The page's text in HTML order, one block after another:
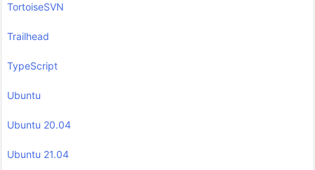
TortoiseSVN
Trailhead
TypeScript
Ubuntu
Ubuntu 20.04
Ubuntu 21.04